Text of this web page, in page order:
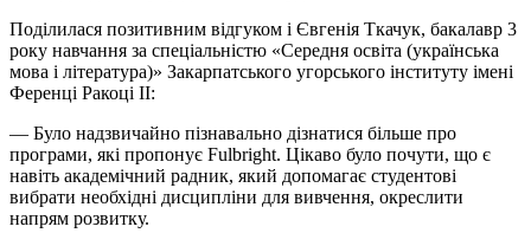
Поділилася позитивним відгуком і Євгенія Ткачук, бакалавр 3
року навчання за спеціальністю «Середня освіта (українська
мова і література)» Закарпатського угорського інституту імені
Ференці Ракоці ІІ:
— Було надзвичайно пізнавально дізнатися більше про
програми, які пропонує Fulbright. Цікаво було почути, що є
навіть академічний радник, який допомагає студентові
вибрати необхідні дисципліни для вивчення, окреслити
напрям розвитку.